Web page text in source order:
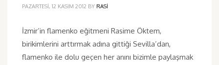
PAZARTESI, 12 KASIM 2012 BY RASI
İzmir’in flamenko eğitmeni Rasime Öktem,
birikimlerini arttırmak adına gittiği Sevilla’dan,
flamenko ile dolu geçen her anını bizimle paylaşmak